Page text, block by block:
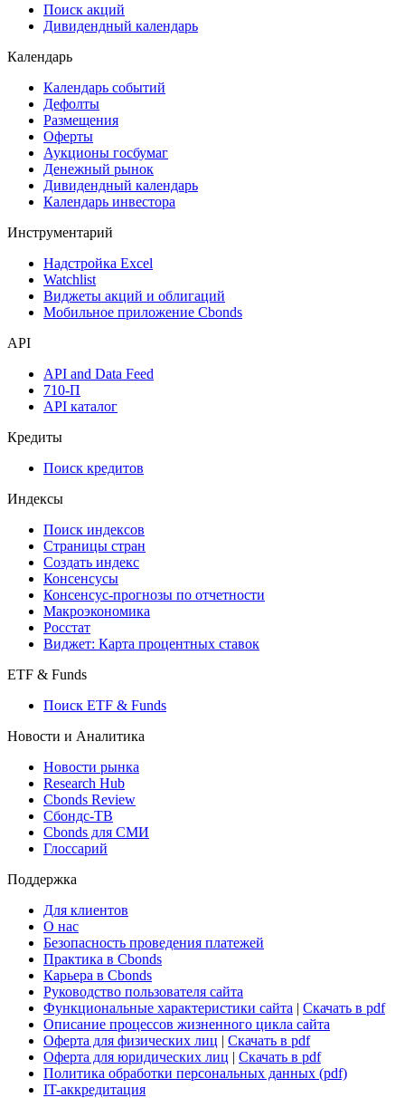
Поиск акций
Дивидендный календарь
Календарь
Календарь событий
Дефолты
Размещения
Оферты
Аукционы госбумаг
Денежный рынок
Дивидендный календарь
Календарь инвестора
Инструментарий
Надстройка Excel
Watchlist
Виджеты акций и облигаций
Мобильное приложение Cbonds
API
API and Data Feed
710-П
API каталог
Кредиты
Поиск кредитов
Индексы
Поиск индексов
Страницы стран
Создать индекс
Консенсусы
Консенсус-прогнозы по отчетности
Макроэкономика
Росстат
Виджет: Карта процентных ставок
ETF & Funds
Поиск ETF & Funds
Новости и Аналитика
Новости рынка
Research Hub
Cbonds Review
Сбондс-ТВ
Cbonds для СМИ
Глоссарий
Поддержка
Для клиентов
О нас
Безопасность проведения платежей
Практика в Cbonds
Карьера в Cbonds
Руководство пользователя сайта
Функциональные характеристики сайта | Скачать в pdf
Описание процессов жизненного цикла сайта
Оферта для физических лиц | Скачать в pdf
Оферта для юридических лиц | Скачать в pdf
Политика обработки персональных данных (pdf)
IT-аккредитация